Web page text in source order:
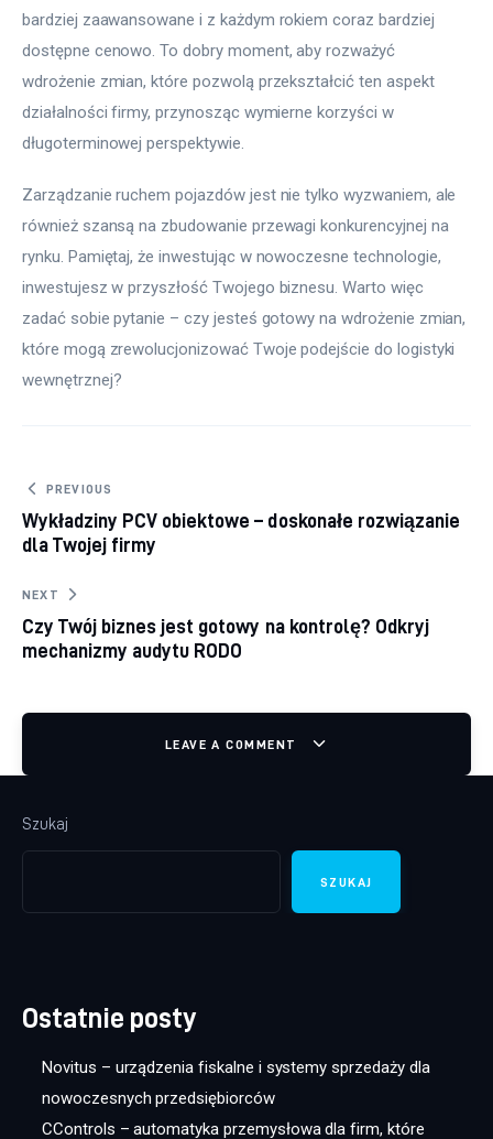
bardziej zaawansowane i z każdym rokiem coraz bardziej
dostępne cenowo. To dobry moment, aby rozważyć
wdrożenie zmian, które pozwolą przekształcić ten aspekt
działalności firmy, przynosząc wymierne korzyści w
długoterminowej perspektywie.
Zarządzanie ruchem pojazdów jest nie tylko wyzwaniem, ale
również szansą na zbudowanie przewagi konkurencyjnej na
rynku. Pamiętaj, że inwestując w nowoczesne technologie,
inwestujesz w przyszłość Twojego biznesu. Warto więc
zadać sobie pytanie – czy jesteś gotowy na wdrożenie zmian,
które mogą zrewolucjonizować Twoje podejście do logistyki
wewnętrznej?
Nawigacja wpisu
PREVIOUS
Wykładziny PCV obiektowe – doskonałe rozwiązanie
dla Twojej firmy
NEXT
Czy Twój biznes jest gotowy na kontrolę? Odkryj
mechanizmy audytu RODO
LEAVE A COMMENT
Szukaj
SZUKAJ
Ostatnie posty
Novitus – urządzenia fiskalne i systemy sprzedaży dla
nowoczesnych przedsiębiorców
CControls – automatyka przemysłowa dla firm, które